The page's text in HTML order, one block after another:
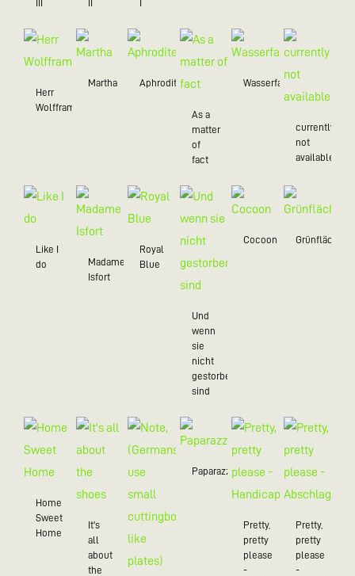
Herr
Wolffram
Martha Aphrodite
As a
matter
of
fact
Wasserfall
currently
not
available
Like I
do
Madame
Isfort
Royal
Blue
Und
wenn
sie
nicht
gestorben
sind
Cocoon Grünfläche
Home
Sweet
Home
It's
all
about
the
Paparazzo
Pretty,
pretty
please
-
Pretty,
pretty
please
-